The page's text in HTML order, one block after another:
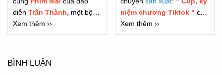
thương hiệu và công ty lớn
trong ngành giải trí cũng
như truyền hình nói chung.
BÌNH LUẬN
Đánh giá của bạn